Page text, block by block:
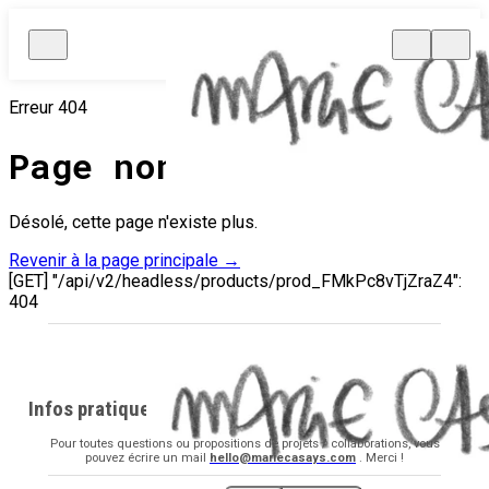
Erreur 404
Page non trouvée.
Désolé, cette page n'existe plus.
Revenir à la page principale →
[GET] "/api/v2/headless/products/prod_FMkPc8vTjZraZ4":
404
Infos pratiques
Pour toutes questions ou propositions de projets / collaborations, vous
pouvez écrire un mail hello@mariecasays.com . Merci !